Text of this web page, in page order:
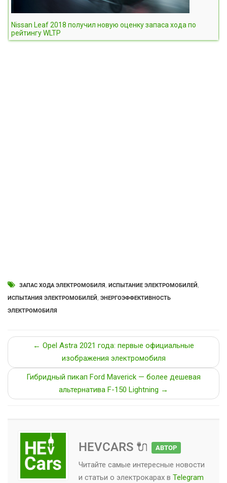
Nissan Leaf 2018 получил новую оценку запаса хода по
рейтингу WLTP
ЗАПАС ХОДА ЭЛЕКТРОМОБИЛЯ, ИСПЫТАНИЕ ЭЛЕКТРОМОБИЛЕЙ,
ИСПЫТАНИЯ ЭЛЕКТРОМОБИЛЕЙ, ЭНЕРГОЭФФЕКТИВНОСТЬ
ЭЛЕКТРОМОБИЛЯ
← Opel Astra 2021 года: первые официальные
изображения электромобиля
Гибридный пикап Ford Maverick — более дешевая
альтернатива F-150 Lightning →
HEVCARS 🔌 АВТОР
Читайте самые интересные новости
и статьи о электрокарах в Telegram